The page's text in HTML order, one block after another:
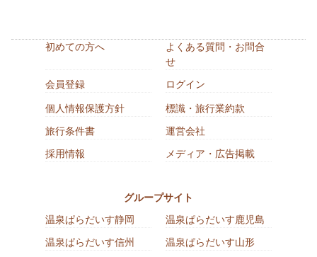
初めての方へ
よくある質問・お問合
せ
会員登録
ログイン
個人情報保護方針
標識・旅行業約款
旅行条件書
運営会社
採用情報
メディア・広告掲載
グループサイト
温泉ぱらだいす静岡
温泉ぱらだいす鹿児島
温泉ぱらだいす信州
温泉ぱらだいす山形